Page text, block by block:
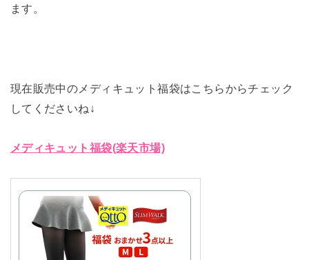
ます。
現在販売中のメディキュット福袋はこちらからチェック
してくださいね↓
メディキュット福袋(楽天市場)